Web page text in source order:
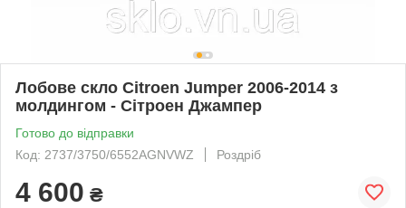
Лобове скло Citroen Jumper 2006-2014 з
молдингом - Сітроен Джампер
Готово до відправки
Код: 2737/3750/6552AGNVWZ
Роздріб
4 600 ₴